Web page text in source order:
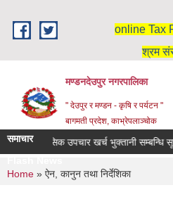
online Tax
श्रम
मण्डनदेउपुर नगरपालिका
" देउपुर र मण्डन - कृषि र पर्यटन "
बागमती प्रदेश, काभ्रेपलाञ्चोक
समाचार
दिर्घ रोगि मासिक उपचार खर्च भुक्तानी सम्बन्धि
You are here
Home » ऐन, कानुन तथा निर्देशिका